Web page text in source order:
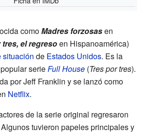
comoMadres forzosasen
tres, el regresoen Hispanoamérica)
situación de Estados Unidos. Es la
serieFull House (Tres por tres).
por Jeff Franklin y se lanzó como
Netflix.
de la serie original regresaron
Algunos tuvieron papeles principales y